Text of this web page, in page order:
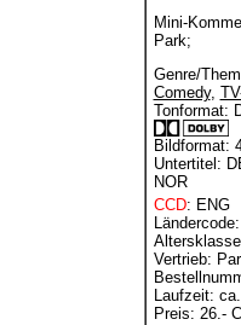
Mini-
Park;
Genre/
Comedy,
Tonformat:
Bildformat:
Untertitel:
NOR
CCD: ENG
Vertrieb:
Laufzeit:
Preis: 26.-